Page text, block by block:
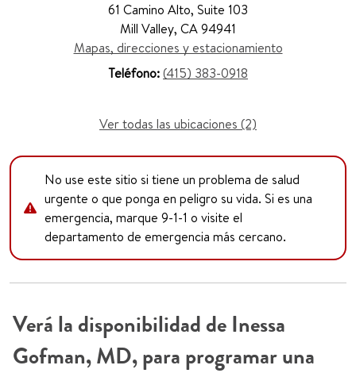
61 Camino Alto, Suite 103
Mill Valley, CA 94941
Mapas, direcciones y estacionamiento
Teléfono:(415) 383-0918
Ver todas las ubicaciones (2)
No use este sitio si tiene un problema de salud
urgente o que ponga en peligro su vida. Si es una
emergencia, marque 9-1-1 o visite el
departamento de emergencia más cercano.
Verá la disponibilidad de Inessa
Gofman, MD, para programar una